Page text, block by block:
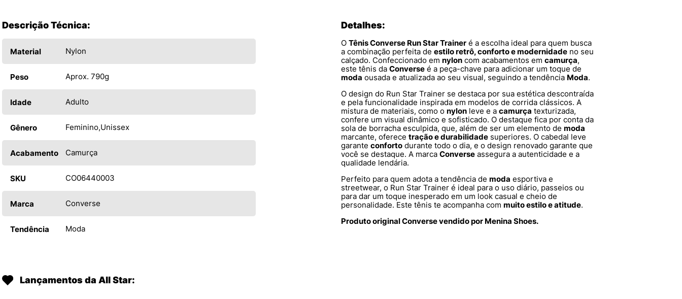
Descrição Técnica:
Material Nylon
Peso Aprox. 790g
Idade Adulto
Gênero Feminino Unissex
Acabamento Camurça
SKU CO06440003
Marca Converse
Tendência Moda
Detalhes:
O Tênis Converse Run Star Trainer é a escolha ideal para quem busca
a combinação perfeita de estilo retrô, conforto e modernidade no seu
calçado. Confeccionado em nylon com acabamentos em camurça,
este tênis da Converse é a peça-chave para adicionar um toque de
moda ousada e atualizada ao seu visual, seguindo a tendência Moda.
O design do Run Star Trainer se destaca por sua estética descontraída
e pela funcionalidade inspirada em modelos de corrida clássicos. A
mistura de materiais, como o nylon leve e a camurça texturizada,
confere um visual dinâmico e sofisticado. O destaque fica por conta da
sola de borracha esculpida, que, além de ser um elemento de moda
marcante, oferece tração e durabilidade superiores. O cabedal leve
garante conforto durante todo o dia, e o design renovado garante que
você se destaque. A marca Converse assegura a autenticidade e a
qualidade lendária.
Perfeito para quem adota a tendência de moda esportiva e
streetwear, o Run Star Trainer é ideal para o uso diário, passeios ou
para dar um toque inesperado em um look casual e cheio de
personalidade. Este tênis te acompanha com muito estilo e atitude.
Produto original Converse vendido por Menina Shoes.
Lançamentos da All Star: